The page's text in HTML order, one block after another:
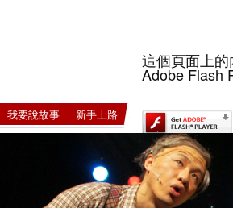
這個頁面上
Adobe Flash
我要說故事 新手上路